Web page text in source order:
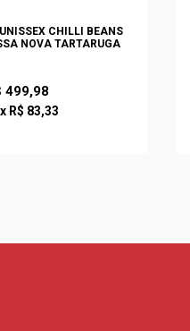
CHILLI BEANS
NOVA TARTARUGA
499,98
R$ 83,33